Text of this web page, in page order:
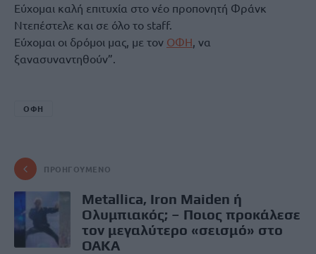
Εύχομαι καλή επιτυχία στο νέο προπονητή Φράνκ
Ντεπέστελε και σε όλο το staff.
Eύχομαι οι δρόμοι μας, με τον ΟΦΗ, να
ξανασυναντηθούν”.
ΟΦΗ
ΠΡΟΗΓΟΎΜΕΝΟ
Metallica, Iron Maiden ή
Ολυμπιακός; – Ποιος προκάλεσε
τον μεγαλύτερο «σεισμό» στο
ΟΑΚΑ